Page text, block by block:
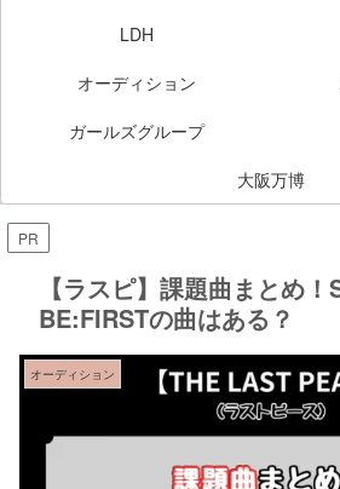
LDH
オーディション
ガールズグループ
大阪万博
PR
【ラスピ】課題曲まとめ
BE:FIRSTの曲はある？
オーディション